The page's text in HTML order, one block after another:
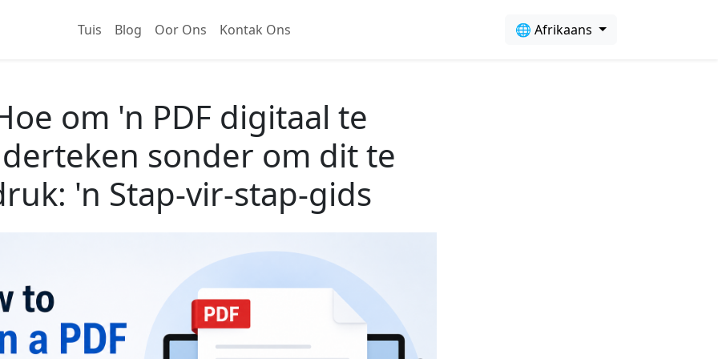
Tuis Blog Oor Ons Kontak Ons 🌐 Afrikaans
om 'n PDF digitaal te
sonder om dit te
'n Stap-vir-stap-gids